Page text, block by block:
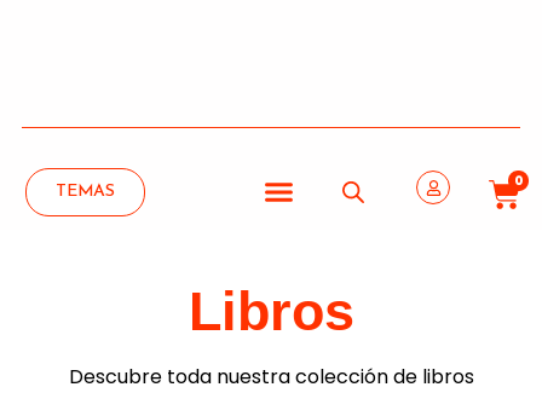
TEMAS
0
Libros
Descubre toda nuestra colección de libros